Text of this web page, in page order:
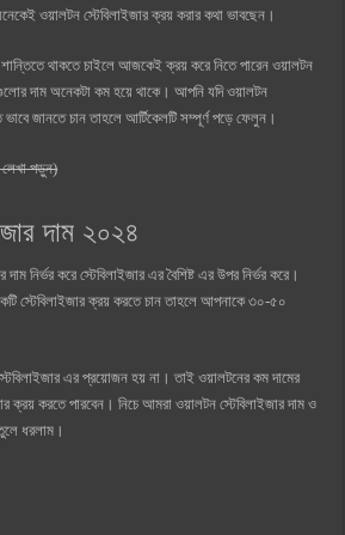
নিয়ম ২০২৫
গ্রামের বাজারে ব্যবসার আইডিয়া
দাম কত ২০২৫
ওয়ালটন স্টেবিলাইজার ক্রয় করার কথা ভাবছেন।
থাকতে চাইলে আজকেই ক্রয় করে নিতে পারেন ওয়ালটন
দাম অনেকটা কম হয়ে থাকে। আপনি যদি ওয়ালটন
ভাবে জানতে চান তাহলে আর্টিকেলটি সম্পূর্ণ পড়ে ফেলুন।
পড়ুন)
দাম ২০২৪
নির্ভর করে স্টেবিলাইজার এর বৈশিষ্ট এর উপর নির্ভর করে।
স্টেবিলাইজার ক্রয় করতে চান তাহলে আপনাকে ৩০-৫০
এর প্রয়োজন হয় না। তাই ওয়ালটনের কম দামের
ক্রয় করতে পারবেন। নিচে আমরা ওয়ালটন স্টেবিলাইজার দাম ও
ধরলাম।